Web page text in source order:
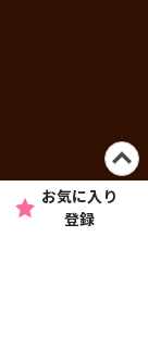
お気に入り
登録